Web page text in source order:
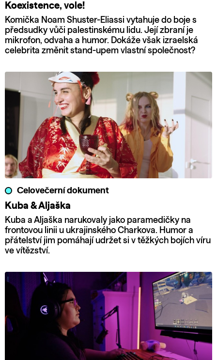
Koexistence, vole!
Komička Noam Shuster-Eliassi vytahuje do boje s
předsudky vůči palestinskému lidu. Její zbraní je
mikrofon, odvaha a humor. Dokáže však izraelská
celebrita změnit stand-upem vlastní společnost?
Celovečerní dokument
Kuba & Aljaška
Kuba a Aljaška narukovaly jako paramedičky na
frontovou linii u ukrajinského Charkova. Humor a
přátelství jim pomáhají udržet si v těžkých bojích víru
ve vítězství.